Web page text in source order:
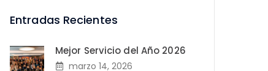
Entradas Recientes
Mejor Servicio del Año 2026
marzo 14, 2026